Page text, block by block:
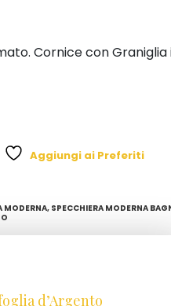
Cornice con Graniglia
Aggiungi ai Preferiti
MODERNA, SPECCHIERA MODERNA
d’Argento